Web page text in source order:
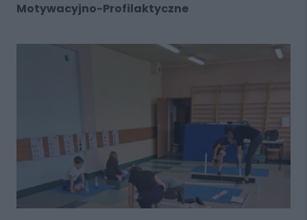
Motywacyjno-Profilaktyczne